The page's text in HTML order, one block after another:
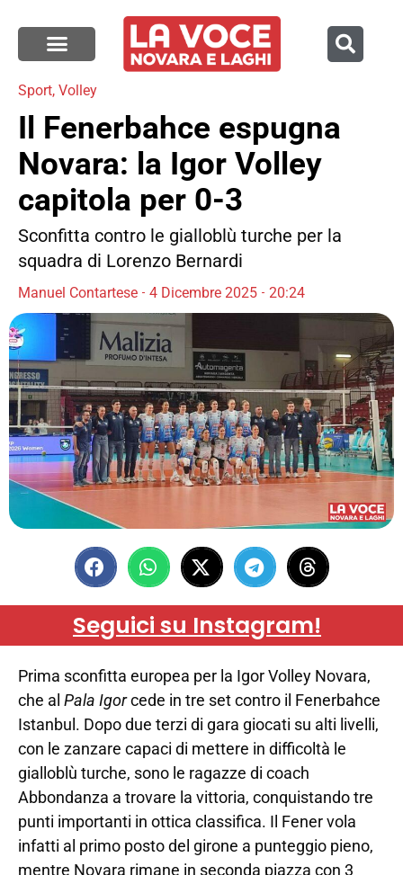
Sport, Volley
Il Fenerbahce espugna
Novara: la Igor Volley
capitola per 0-3
Sconfitta contro le gialloblù turche per la
squadra di Lorenzo Bernardi
Manuel Contartese 4 Dicembre 2025 20:24
Seguici su Instagram!
Prima sconfitta europea per la Igor Volley Novara,
che al Pala Igorcede in tre set contro il Fenerbahce
Istanbul. Dopo due terzi di gara giocati su alti livelli,
con le zanzare capaci di mettere in difficoltà le
gialloblù turche, sono le ragazze di coach
Abbondanza a trovare la vittoria, conquistando tre
punti importanti in ottica classifica. Il Fener vola
infatti al primo posto del girone a punteggio pieno,
mentre Novara rimane in seconda piazza con 3